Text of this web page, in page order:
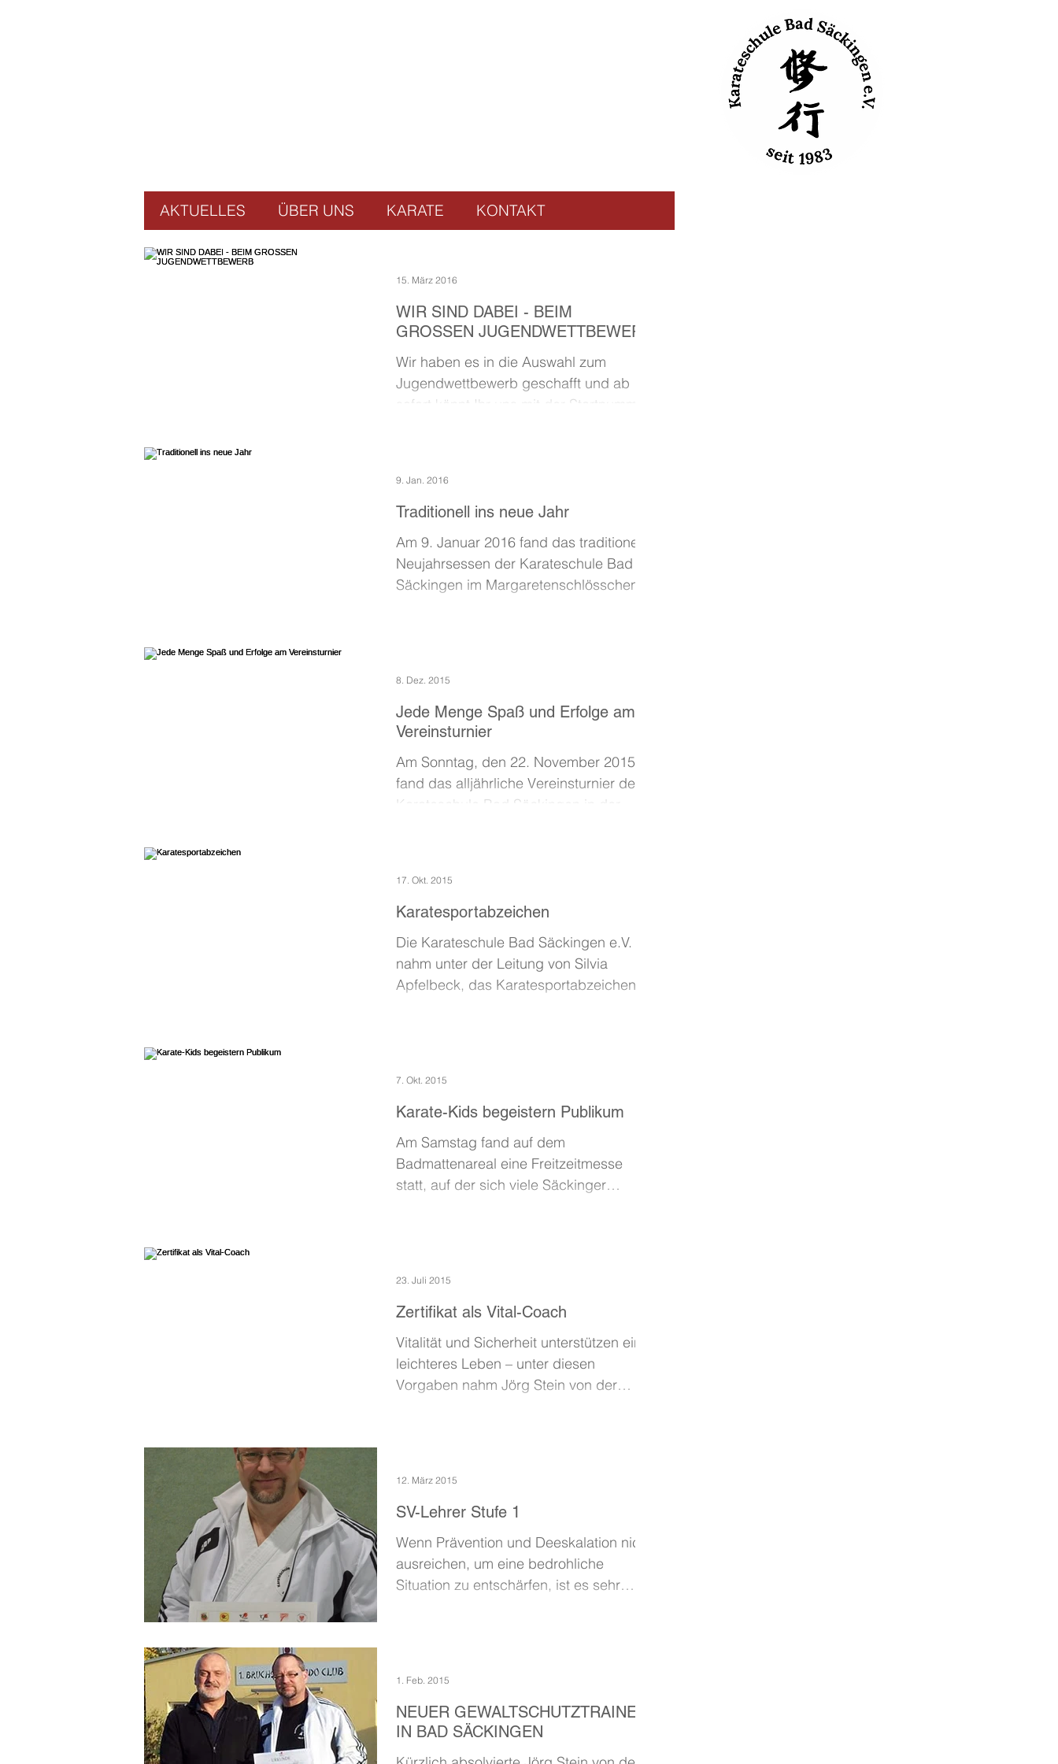
AKTUELLES ÜBER UNS KARATE KONTAKT
WIR SIND DABEI - BEIM
GROSSEN JUGENDWETTBEWERB
Wir haben es in die Auswahl zum
Jugendwettbewerb geschafft und ab
sofort könnt Ihr uns mit der Startnummer
15. März 2016
Traditionell ins neue Jahr
Am 9. Januar 2016 fand das traditionelle
Neujahrsessen der Karateschule Bad
Säckingen im Margaretenschlösschen
9. Jan. 2016
Jede Menge Spaß und Erfolge am
Vereinsturnier
Am Sonntag, den 22. November 2015
fand das alljährliche Vereinsturnier der
Karateschule Bad Säckingen in der
8. Dez. 2015
Karatesportabzeichen
Die Karateschule Bad Säckingen e.V.
nahm unter der Leitung von Silvia
Apfelbeck, das Karatesportabzeichen
17. Okt. 2015
Karate-Kids begeistern Publikum
Am Samstag fand auf dem
Badmattenareal eine Freitzeitmesse
statt, auf der sich viele Säckinger
7. Okt. 2015
Zertifikat als Vital-Coach
Vitalität und Sicherheit unterstützen ein
leichteres Leben – unter diesen
Vorgaben nahm Jörg Stein von der
23. Juli 2015
SV-Lehrer Stufe 1
Wenn Prävention und Deeskalation nicht
ausreichen, um eine bedrohliche
Situation zu entschärfen, ist es sehr
12. März 2015
NEUER GEWALTSCHUTZTRAINER
IN BAD SÄCKINGEN
1. Feb. 2015